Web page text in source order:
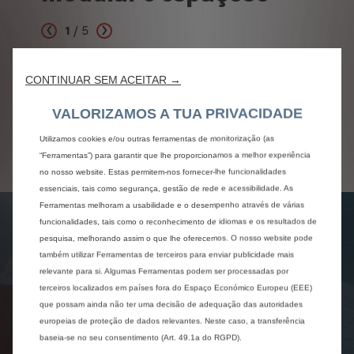
Anterior
1 / 5
poderoso, que apresenta a nova identidade de
bordo no interior, bem como novas opções de
cores e materiais.
Seguinte
CONTINUAR SEM ACEITAR →
VALORIZAMOS A TUA PRIVACIDADE
Utilizamos cookies e/ou outras ferramentas de monitorização (as
“Ferramentas”) para garantir que lhe proporcionamos a melhor experiência
no nosso website. Estas permitem-nos fornecer-lhe funcionalidades
essenciais, tais como segurança, gestão de rede e acessibilidade. As
Ferramentas melhoram a usabilidade e o desempenho através de várias
funcionalidades, tais como o reconhecimento de idiomas e os resultados de
pesquisa, melhorando assim o que lhe oferecemos. O nosso website pode
também utilizar Ferramentas de terceiros para enviar publicidade mais
relevante para si. Algumas Ferramentas podem ser processadas por
terceiros localizados em países fora do Espaço Económico Europeu (EEE)
que possam ainda não ter uma decisão de adequação das autoridades
europeias de proteção de dados relevantes. Neste caso, a transferência
baseia-se no seu consentimento (Art. 49.1a do RGPD).